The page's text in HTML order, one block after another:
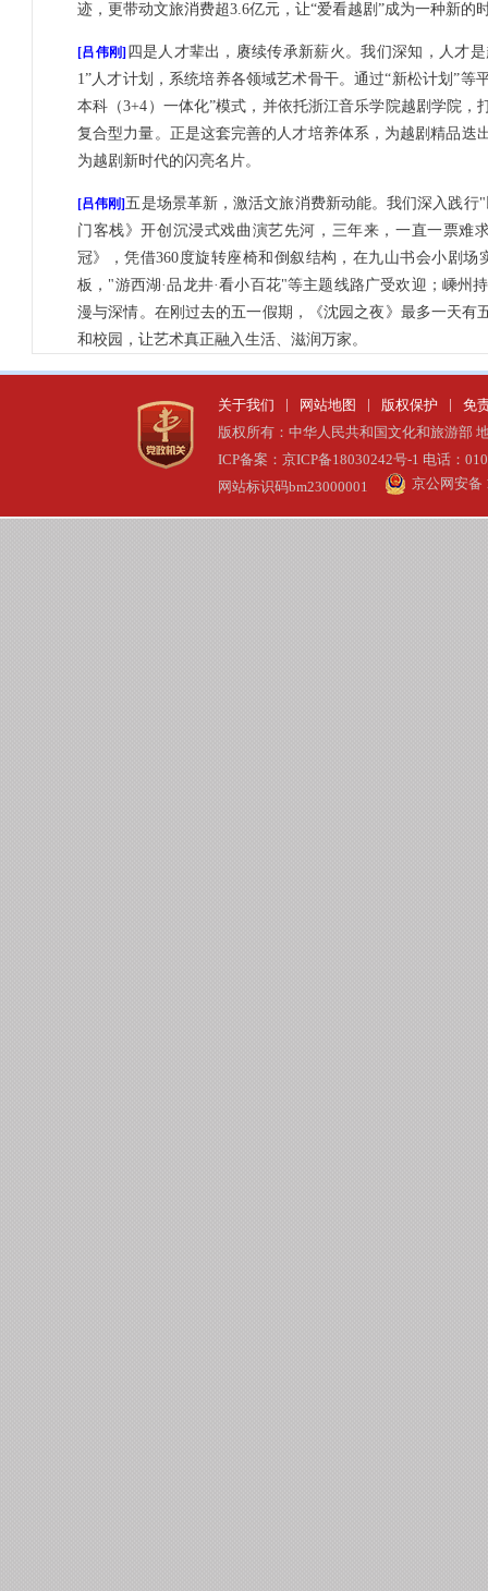
迹，更带动文旅消费超3.6亿元，让“爱看越剧”成为一种新的
[吕伟刚] 四是人才辈出，赓续传承新薪火。我们深知，人才
1”人才计划，系统培养各领域艺术骨干。通过“新松计划”
本科（3+4）一体化”模式，并依托浙江音乐学院越剧学院
复合型力量。正是这套完善的人才培养体系，为越剧精品
为越剧新时代的闪亮名片。
[吕伟刚] 五是场景革新，激活文旅消费新动能。我们深入践
门客栈》开创沉浸式戏曲演艺先河，三年来，一直一票难
冠》，凭借360度旋转座椅和倒叙结构，在九山书会小剧
板，"游西湖·品龙井·看小百花"等主题线路广受欢迎；嵊州
漫与深情。在刚过去的五一假期，《沈园之夜》最多一天
和校园，让艺术真正融入生活、滋润万家。